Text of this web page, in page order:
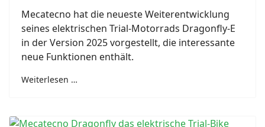
Mecatecno hat die neueste Weiterentwicklung
seines elektrischen Trial-Motorrads Dragonfly-E
in der Version 2025 vorgestellt, die interessante
neue Funktionen enthält.
Weiterlesen …